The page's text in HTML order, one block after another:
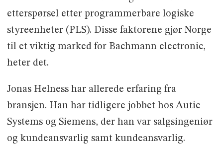
etterspørsel etter programmerbare logiske
styreenheter (PLS). Disse faktorene gjør Norge
til et viktig marked for Bachmann electronic,
heter det.
Jonas Helness har allerede erfaring fra
bransjen. Han har tidligere jobbet hos Autic
Systems og Siemens, der han var salgsingeniør
og kundeansvarlig samt kundeansvarlig.